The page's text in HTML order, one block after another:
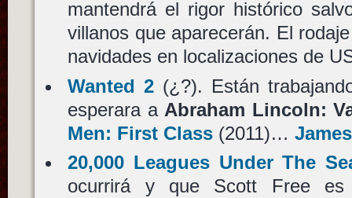
mantendrá el rigor histórico
villanos que aparecerán. El
navidades en localizaciones de
Wanted 2 (¿?). Están
esperara a Abraham Lincoln:
Men: First Class (2011)…
20,000 Leagues Under The
ocurrirá y que Scott Free es